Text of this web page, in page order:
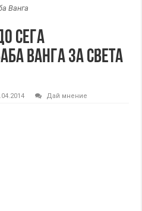
Ванга
сега
Ванга за света
Дай мнение